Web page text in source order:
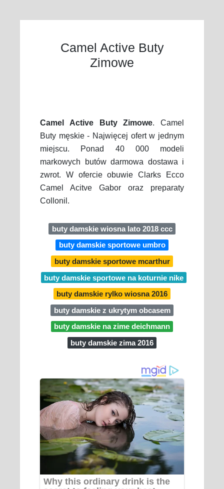
Camel Active Buty
Zimowe
Camel Active Buty Zimowe. Camel
Buty męskie - Najwięcej ofert w jednym
miejscu. Ponad 40 000 modeli
markowych butów darmowa dostawa i
zwrot. W ofercie obuwie Clarks Ecco
Camel Acitve Gabor oraz preparaty
Collonil.
buty damskie wiosna lato 2018 ccc
buty damskie sportowe umbro
buty damskie sportowe mcarthur
buty damskie sportowe na koturnie nike
buty damskie rylko wiosna 2016
buty damskie z ukrytym obcasem
buty damskie na zime deichmann
buty damskie zima 2016